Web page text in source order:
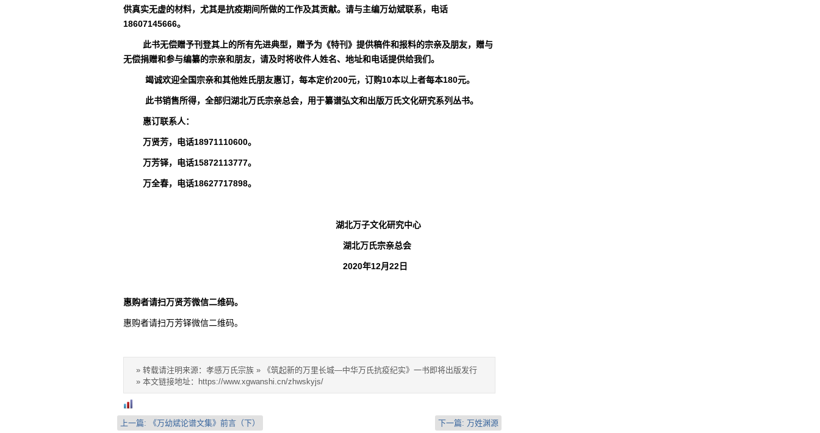
供真实无虚的材料，尤其是抗疫期间所做的工作及其贡献。请与主编万幼斌联系，电话
18607145666。
此书无偿赠予刊登其上的所有先进典型，赠予为《特刊》提供稿件和报料的宗亲及朋友，赠与
无偿捐赠和参与编纂的宗亲和朋友，请及时将收件人姓名、地址和电话提供给我们。
竭诚欢迎全国宗亲和其他姓氏朋友惠订，每本定价200元，订购10本以上者每本180元。
此书销售所得，全部归湖北万氏宗亲总会，用于纂谱弘文和出版万氏文化研究系列丛书。
惠订联系人：
万贤芳，电话18971110600。
万芳铎，电话15872113777。
万全春，电话18627717898。
湖北万子文化研究中心
湖北万氏宗亲总会
2020年12月22日
惠购者请扫万贤芳微信二维码。
惠购者请扫万芳铎微信二维码。
» 转载请注明来源：孝感万氏宗族 »
《筑起新的万里长城—中华万氏抗疫纪实》一书即将出版发行
» 本文链接地址：
https://www.xgwanshi.cn/zhwskyjs/
上一篇: 《万幼斌论谱文集》前言（下） 下一篇: 万姓渊源